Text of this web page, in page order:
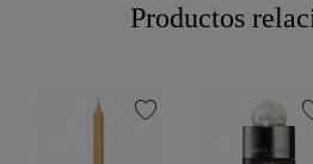
Productos